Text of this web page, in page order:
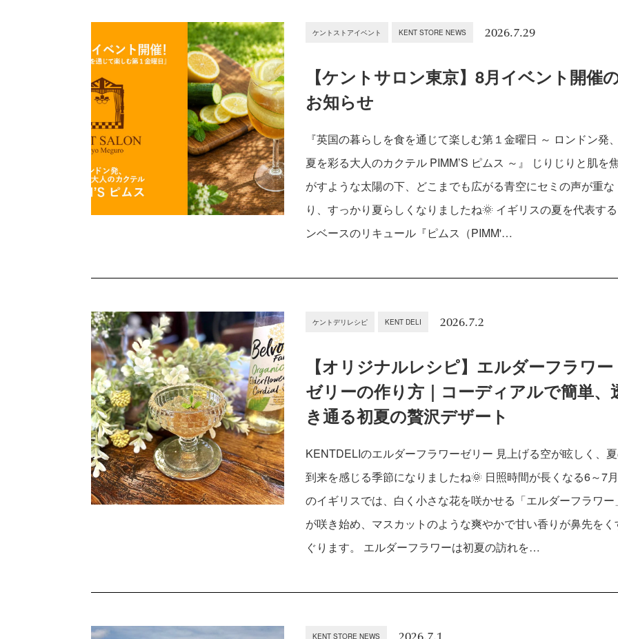
ケントストアイベント KENT STORE NEWS 2026.7.29
【ケントサロン東京】8月イベント開催
お知らせ
『英国の暮らしを食を通じて楽しむ第１金曜日 ～ ロンドン発、
夏を彩る大人のカクテル PIMM’S ピムス ～』 じりじりと肌を
がすような太陽の下、どこまでも広がる青空にセミの声が重な
り、すっかり夏らしくなりましたね🌞 イギリスの夏を代表す
ンベースのリキュール『ピムス（PIMM'…
ケントデリレシピ KENT DELI 2026.7.2
【オリジナルレシピ】エルダーフラワー
ゼリーの作り方｜コーディアルで簡単、
き通る初夏の贅沢デザート
KENTDELIのエルダーフラワーゼリー 見上げる空が眩しく、
到来を感じる季節になりましたね🌞 日照時間が長くなる6～7月
のイギリスでは、白く小さな花を咲かせる「エルダーフラワー
が咲き始め、マスカットのような爽やかで甘い香りが鼻先をく
ぐります。 エルダーフラワーは初夏の訪れを…
KENT STORE NEWS